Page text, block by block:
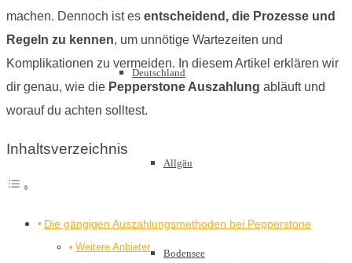
Deutschland
Allgäu
Bodensee
machen. Dennoch ist es entscheidend, die Prozesse und
Regeln zu kennen, um unnötige Wartezeiten und
Komplikationen zu vermeiden. In diesem Artikel erklären wir
dir genau, wie die Pepperstone Auszahlung abläuft und
worauf du achten solltest.
Inhaltsverzeichnis
Die gängigen Auszahlungsmethoden bei Pepperstone
Weitere Anbieter